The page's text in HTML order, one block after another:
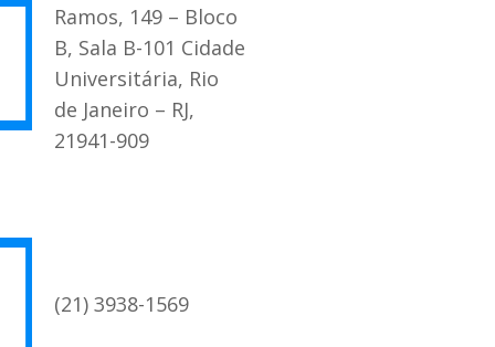
Ramos, 149 – Bloco
B, Sala B-101 Cidade
Universitária, Rio
de Janeiro – RJ,
21941-909
(21) 3938-1569